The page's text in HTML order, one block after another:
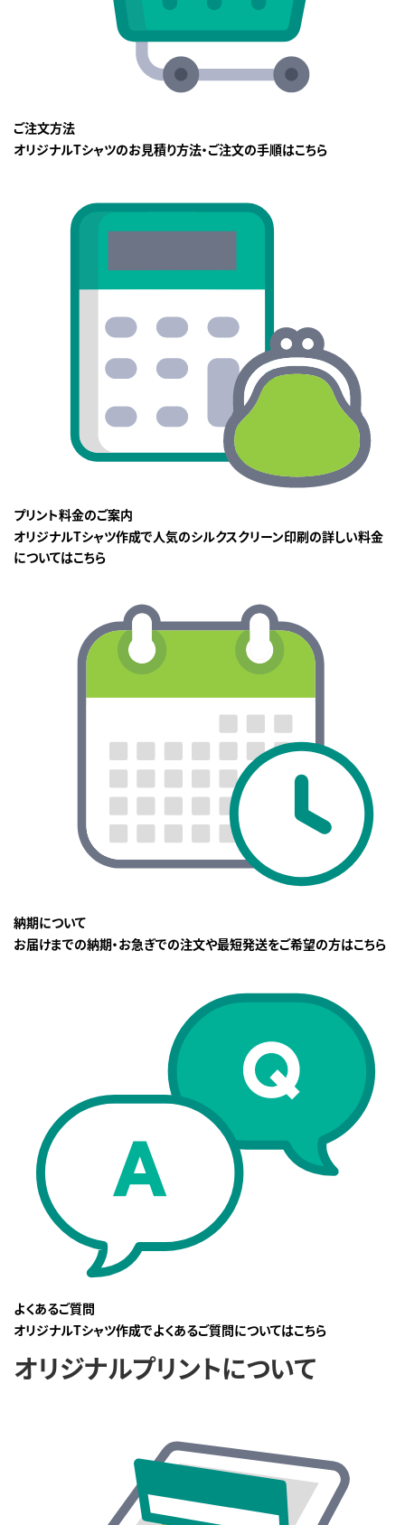
ご注文方法
オリジナルTシャツのお見積り方法・ご注文の手順はこちら
プリント料金のご案内
オリジナルTシャツ作成で人気のシルクスクリーン印刷の詳しい料金
についてはこちら
納期について
お届けまでの納期・お急ぎでの注文や最短発送をご希望の方はこちら
よくあるご質問
オリジナルTシャツ作成でよくあるご質問についてはこちら
オリジナルプリントについて